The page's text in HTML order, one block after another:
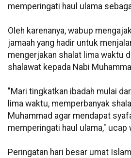
memperingati haul ulama
Oleh karenanya, wabup
jamaah yang hadir untuk
mengerjakan shalat lima waktu
shalawat kepada Nabi
"Mari tingkatkan ibadah mulai
lima waktu, memperbanyak
Muhammad agar mendapat
memperingati haul ulama," ucap
Peringatan hari besar umat